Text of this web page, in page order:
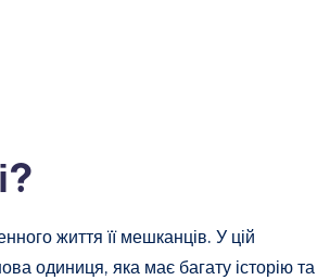
життя її мешканців. У цій
одиниця, яка має багату історію та